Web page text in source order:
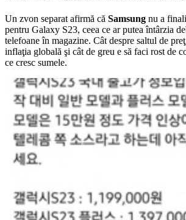
Un zvon separat afirmă că Samsung nu a
pentru Galaxy S23, ceea ce ar putea întârzia
telefoane în magazine. Cât despre saltul de
inflaţia globală şi cât de greu e să faci rost de
ce cresc sumele.